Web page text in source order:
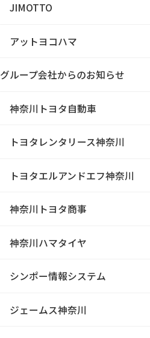
JIMOTTO
アットヨコハマ
グループ会社からのお知らせ
神奈川トヨタ自動車
トヨタレンタリース神奈川
トヨタエルアンドエフ神奈川
神奈川トヨタ商事
神奈川ハマタイヤ
シンポー情報システム
ジェームス神奈川